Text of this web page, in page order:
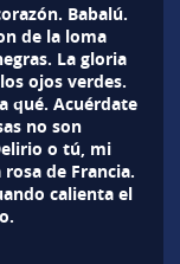
Babalú.
de la loma
La gloria
ojos verdes.
qué. Acuérdate
no son
o tú, mi
de Francia.
calienta el